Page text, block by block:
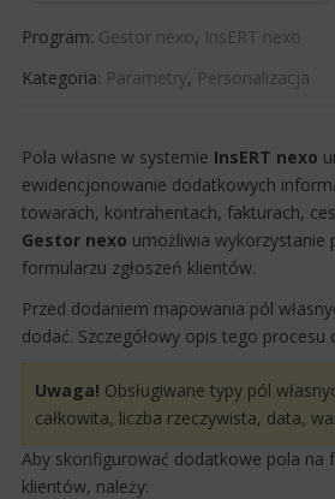
Program: Gestor nexo, InsERT nexo
Kategoria: Parametry, Personalizacja
​​Pola własne w systemie InsERT nexo
ewidencjonowanie dodatkowych
towarach, kontrahentach, fakturach,
Gestor nexo umożliwia wykorzystanie
formularzu zgłoszeń klientów.
Przed dodaniem mapowania pól
dodać. Szczegółowy opis tego procesu
​Uwaga! ​Obsługiwane typy pól
całkowita, liczba rzeczywista, data,
Aby skonfigurować dodatkowe pola na
klientów, należy: